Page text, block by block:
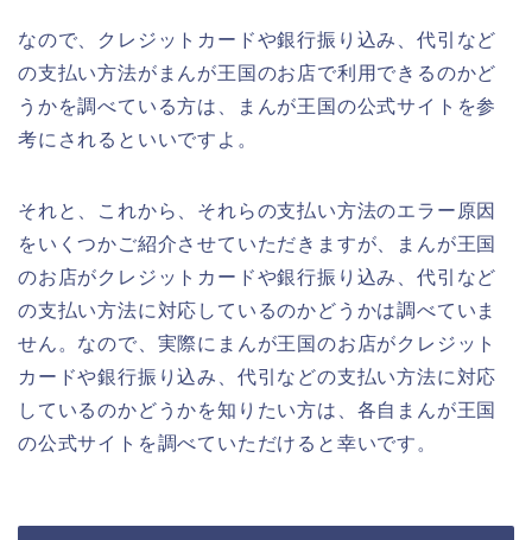
なので、クレジットカードや銀行振り込み、代引など
の支払い方法がまんが王国のお店で利用できるのかど
うかを調べている方は、まんが王国の公式サイトを参
考にされるといいですよ。
それと、これから、それらの支払い方法のエラー原因
をいくつかご紹介させていただきますが、まんが王国
のお店がクレジットカードや銀行振り込み、代引など
の支払い方法に対応しているのかどうかは調べていま
せん。なので、実際にまんが王国のお店がクレジット
カードや銀行振り込み、代引などの支払い方法に対応
しているのかどうかを知りたい方は、各自まんが王国
の公式サイトを調べていただけると幸いです。